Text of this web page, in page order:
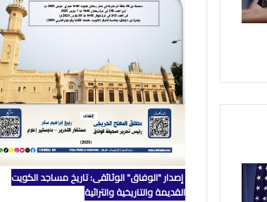
إصدار "الوفاق" الوثائقي: تاريخ مساجد الكويت
القديمة والتاريخية والتراثية